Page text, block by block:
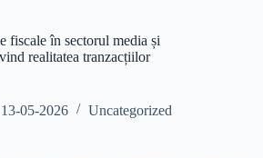
în sectorul media și
realitatea tranzacțiilor
13-05-2026 Uncategorized